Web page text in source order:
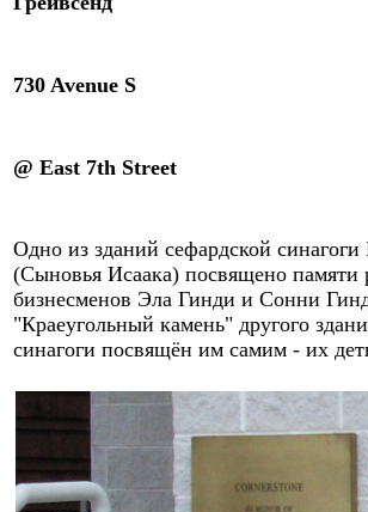
730 Avenue S
@ East 7th Street
Одно из зданий сефардской cинагоги
(Сыновья Исаака) посвящено памяти
бизнесменов Эла Гинди и Сонни
"Краеугольный камень" другого
cинагоги посвящён им самим - их